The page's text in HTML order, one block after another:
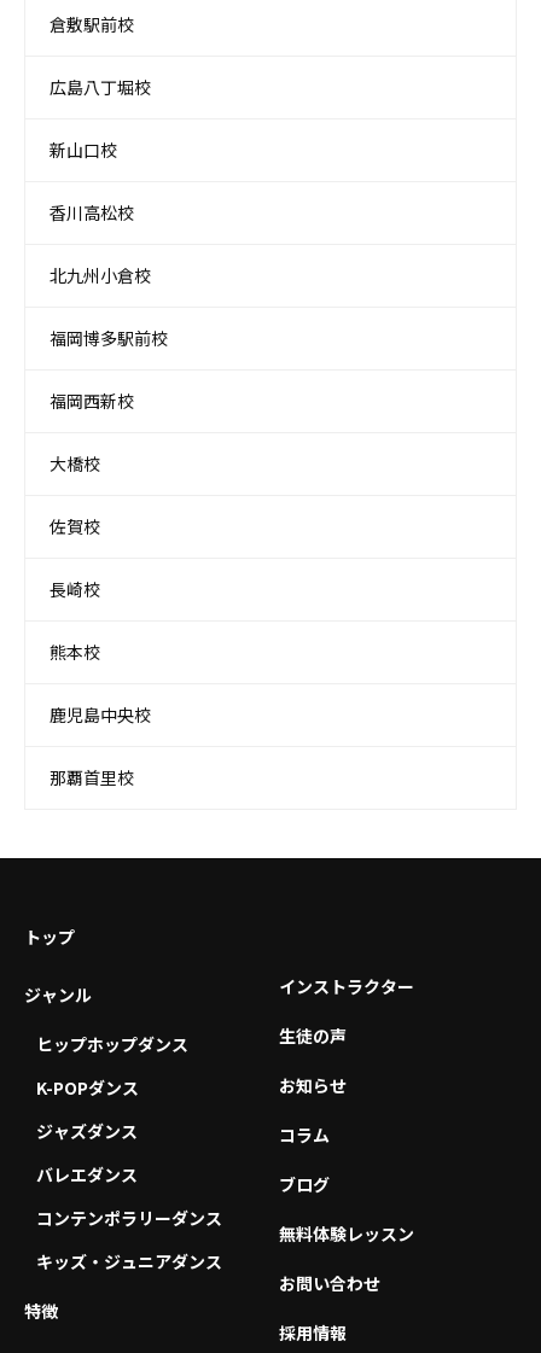
倉敷駅前校
広島八丁堀校
新山口校
香川高松校
北九州小倉校
福岡博多駅前校
福岡西新校
大橋校
佐賀校
長崎校
熊本校
鹿児島中央校
那覇首里校
トップ
ジャンル
ヒップホップダンス
K-POPダンス
ジャズダンス
バレエダンス
コンテンポラリーダンス
キッズ・ジュニアダンス
特徴
インストラクター
生徒の声
お知らせ
コラム
ブログ
無料体験レッスン
お問い合わせ
採用情報